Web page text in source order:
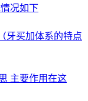
况如下
牙买加体系的特点
主要作用在这